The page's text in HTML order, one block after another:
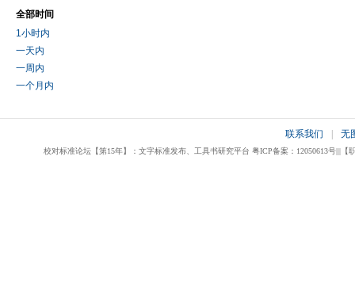
全部时间
1小时内
一天内
一周内
一个月内
联系我们 无
校对标准论坛【第15年】：文字标准发布、工具书研究平台 粤ICP备案：12050613号|||【